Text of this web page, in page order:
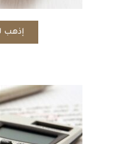
إذهب